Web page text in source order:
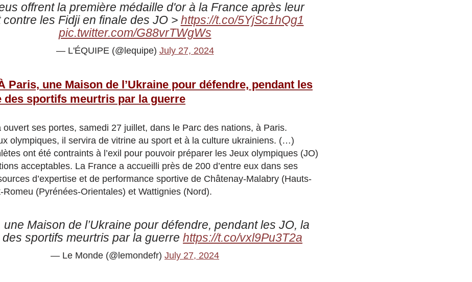
offrent la première médaille d'or à la France après leur
contre les Fidji en finale des JO > https://t.co/5YjSc1hQg1
pic.twitter.com/G88vrTWgWs
— L'ÉQUIPE (@lequipe) July 27, 2024
Paris, une Maison de l’Ukraine pour défendre, pendant les
des sportifs meurtris par la guerre
ouvert ses portes, samedi 27 juillet, dans le Parc des nations, à Paris.
olympiques, il servira de vitrine au sport et à la culture ukrainiens. (…)
ont été contraints à l’exil pour pouvoir préparer les Jeux olympiques (JO)
acceptables. La France a accueilli près de 200 d’entre eux dans ses
d’expertise et de performance sportive de Châtenay-Malabry (Hauts-
Romeu (Pyrénées-Orientales) et Wattignies (Nord).
une Maison de l’Ukraine pour défendre, pendant les JO, la
sportifs meurtris par la guerre https://t.co/vxl9Pu3T2a
— Le Monde (@lemondefr) July 27, 2024